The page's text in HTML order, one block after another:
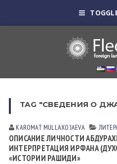
TAG "СВЕДЕНИЯ О
KAROMAT MULLАXOʼJАEVА
ОПИСАНИЕ ЛИЧНОСТИ
ИНТЕРПРЕТАЦИЯ ИРФАНА
«ИСТОРИИ РАШИДИ»